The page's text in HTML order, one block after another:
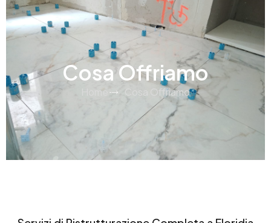
Cosa Offriamo
Home Cosa Offriamo